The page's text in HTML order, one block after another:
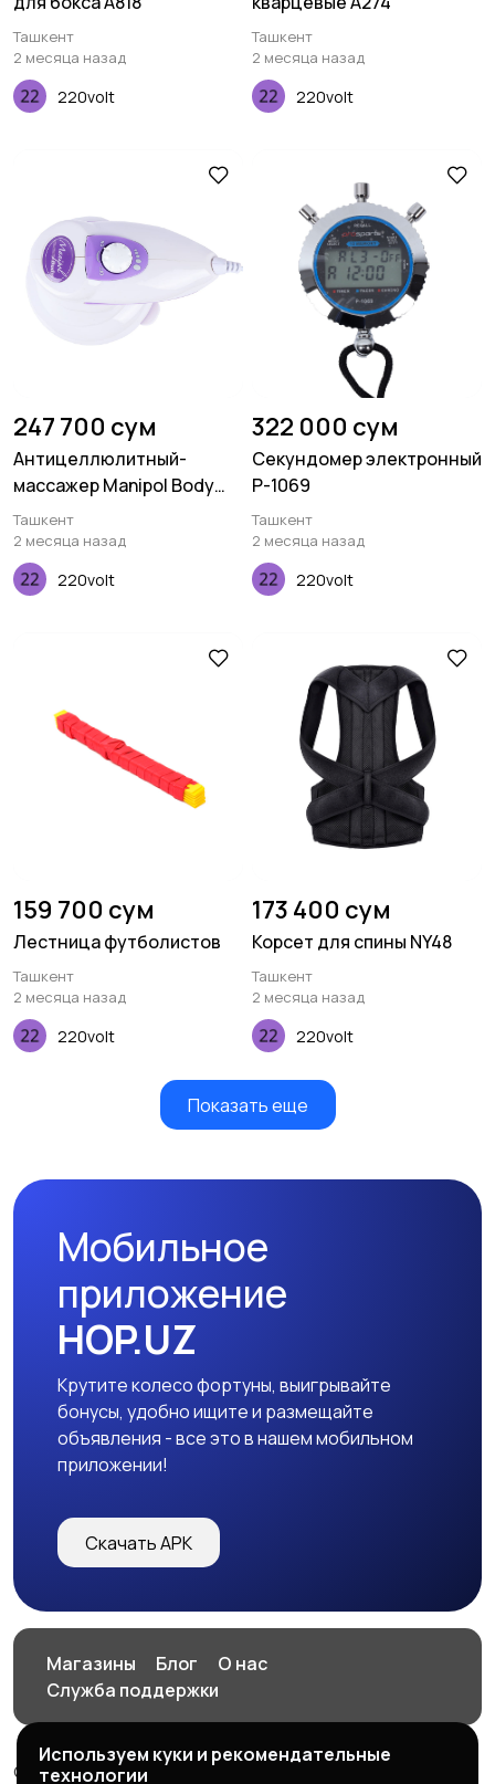
Ташкент
2 месяца назад
220volt
Ташкент
2 месяца назад
220volt
247 700 сум
Антицеллюлитный-
массажер Manipol Body
A637
Ташкент
2 месяца назад
220volt
322 000 сум
Секундомер электронный
P-1069
Ташкент
2 месяца назад
220volt
159 700 сум
Лестница футболистов
Ташкент
2 месяца назад
220volt
173 400 сум
Корсет для спины NY48
Ташкент
2 месяца назад
220volt
Показать еще
Мобильное
приложение
HOP.UZ
Крутите колесо фортуны, выигрывайте
бонусы, удобно ищите и размещайте
объявления - все это в нашем мобильном
приложении!
Скачать APK
Магазины Блог
О нас
Служба поддержки
© 2026 HOP.UZ
Используем куки и рекомендательные
технологии